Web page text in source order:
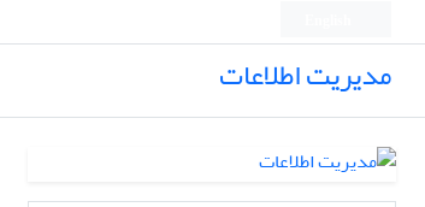
مدیریت اطلاعات